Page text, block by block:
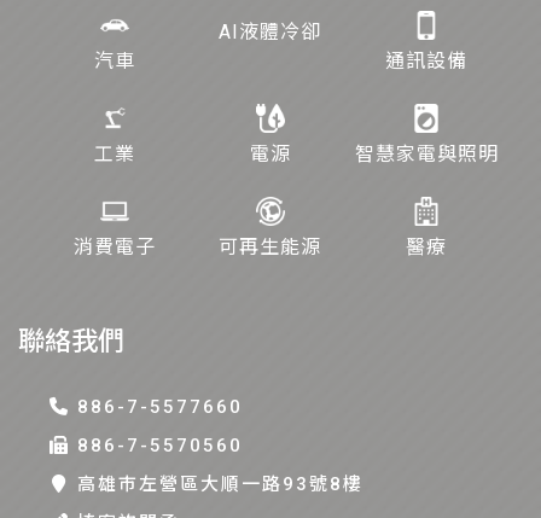
汽車
AI液體冷卻
通訊設備
工業 電源 智慧家電與照明
消費電子 可再生能源 醫療
聯絡我們
886-7-5577660
886-7-5570560
高雄巿左營區大順一路93號8樓